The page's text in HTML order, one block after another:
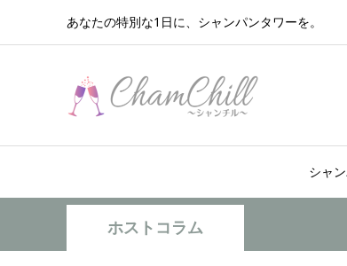
あなたの特別な1日に、シャンパンタワーを。
シャ
ホストコラム